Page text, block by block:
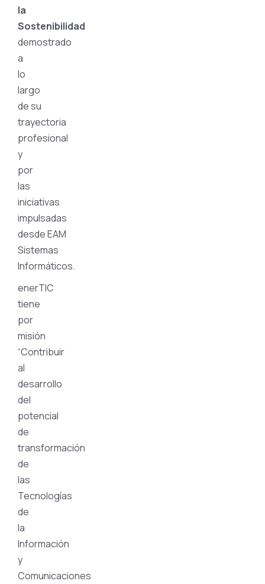
la
Sostenibilidad
demostrado
a
lo
largo
de su
trayectoria
profesional
y
por
las
iniciativas
impulsadas
desde EAM
Sistemas
Informáticos.
enerTIC
tiene
por
misión
“Contribuir
al
desarrollo
del
potencial
de
transformación
de
las
Tecnologías
de
la
Información
y
Comunicaciones